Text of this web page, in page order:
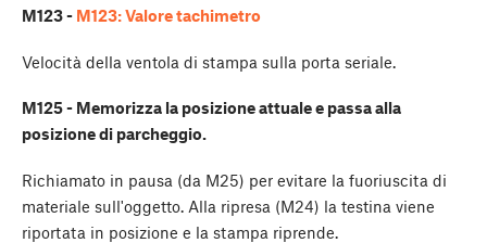
M123 - M123: Valore tachimetro
Velocità della ventola di stampa sulla porta seriale.
M125 - Memorizza la posizione attuale e passa alla
posizione di parcheggio.
Richiamato in pausa (da M25) per evitare la fuoriuscita di
materiale sull'oggetto. Alla ripresa (M24) la testina viene
riportata in posizione e la stampa riprende.